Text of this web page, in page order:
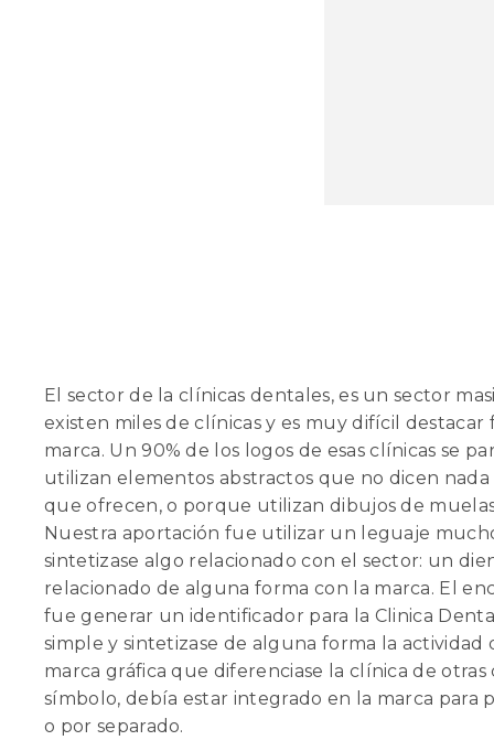
El sector de la clínicas dentales, es un sector
existen miles de clínicas y es muy difícil
marca. Un 90% de los logos de esas clínicas se
utilizan elementos abstractos que no dicen nada
que ofrecen, o porque utilizan dibujos de
Nuestra aportación fue utilizar un leguaje
sintetizase algo relacionado con el sector: un
relacionado de alguna forma con la marca. El
fue generar un identificador para la Clinica
simple y sintetizase de alguna forma la actividad
marca gráfica que diferenciase la clínica de otras
símbolo, debía estar integrado en la marca para
o por separado.